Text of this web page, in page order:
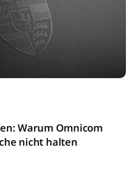
Warum Omnicom
nicht halten